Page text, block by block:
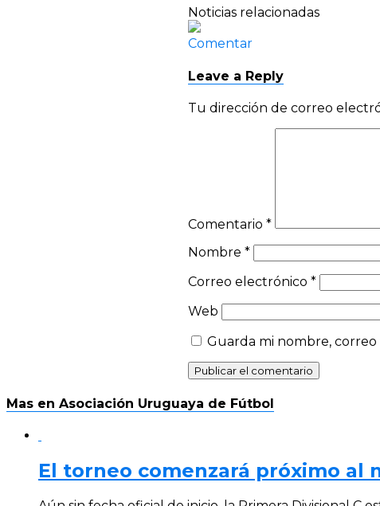
Noticias relacionadas
Comentar
Leave a Reply
Tu dirección de correo
Comentario *
Nombre *
Correo electrónico *
Web
Guarda mi nombre,
Mas en Asociación Uruguaya de Fútbol
El torneo comenzará próximo al